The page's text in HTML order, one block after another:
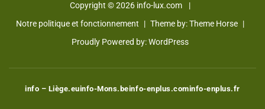
Copyright © 2026 info-lux.com
Notre politique et fonctionnement
Theme by:Theme Horse
Proudly Powered by:WordPress
info – Liège.euinfo-Mons.beinfo-enplus.cominfo-enplus.fr